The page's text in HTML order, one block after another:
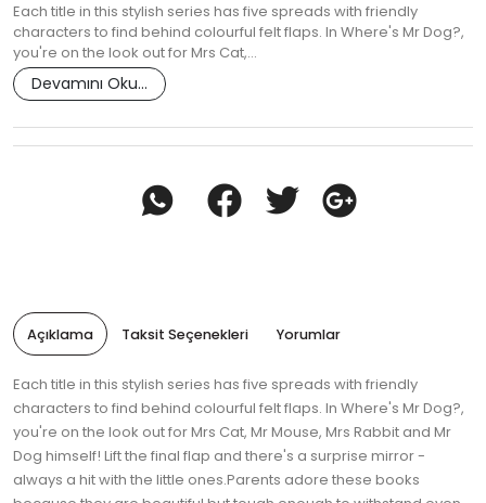
Each title in this stylish series has five spreads with friendly
characters to find behind colourful felt flaps. In Where's Mr Dog?,
you're on the look out for Mrs Cat,…
Devamını Oku...
Açıklama Taksit Seçenekleri Yorumlar
Each title in this stylish series has five spreads with friendly
characters to find behind colourful felt flaps. In Where's Mr Dog?,
you're on the look out for Mrs Cat, Mr Mouse, Mrs Rabbit and Mr
Dog himself! Lift the final flap and there's a surprise mirror -
always a hit with the little ones.Parents adore these books